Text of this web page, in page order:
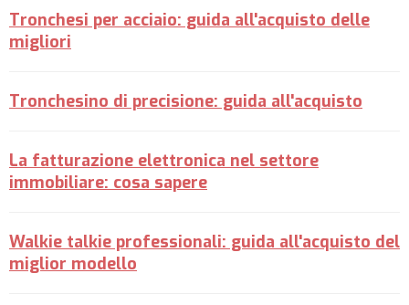
Tronchesi per acciaio: guida all'acquisto delle
migliori
Tronchesino di precisione: guida all'acquisto
La fatturazione elettronica nel settore
immobiliare: cosa sapere
Walkie talkie professionali: guida all'acquisto del
miglior modello